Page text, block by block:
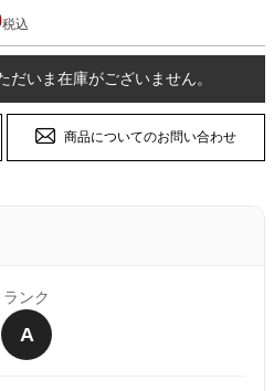
税込
だいま在庫がございません。
商品についてのお問い合わせ
ランク
A